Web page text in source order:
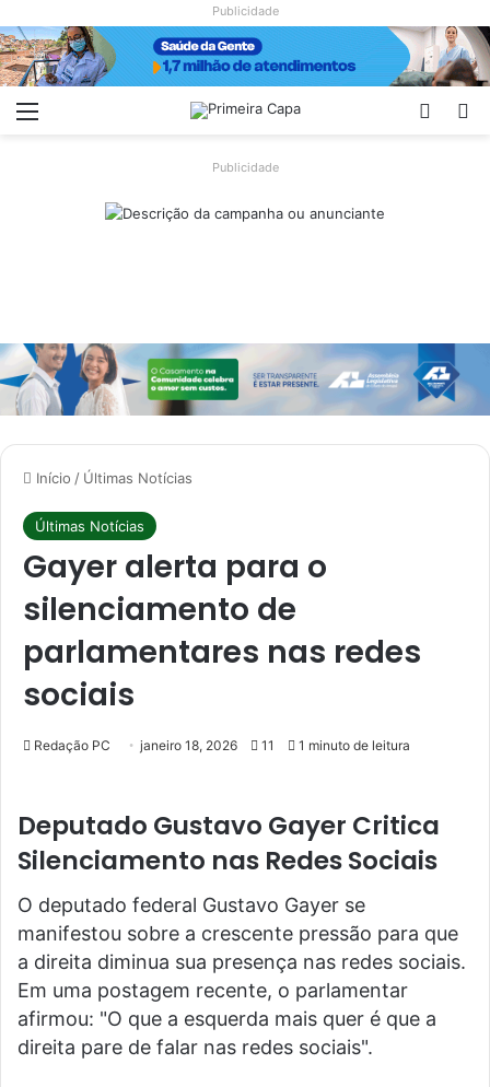
Publicidade
Menu
Publicidade
Início / Últimas Notícias
Últimas Notícias
Gayer alerta para o
silenciamento de
parlamentares nas redes
sociais
Redação PC janeiro 18, 2026 11 1 minuto de leitura
Deputado Gustavo Gayer Critica
Silenciamento nas Redes Sociais
O deputado federal Gustavo Gayer se
manifestou sobre a crescente pressão para que
a direita diminua sua presença nas redes sociais.
Em uma postagem recente, o parlamentar
afirmou: "O que a esquerda mais quer é que a
direita pare de falar nas redes sociais".